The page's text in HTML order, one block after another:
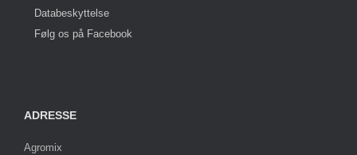
Databeskyttelse
Følg os på Facebook
ADRESSE
Agromix